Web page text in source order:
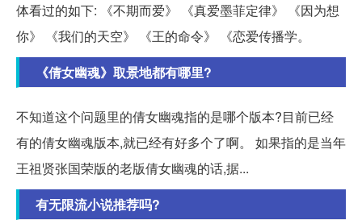
体看过的如下: 《不期而爱》 《真爱墨菲定律》 《因为想
你》 《我们的天空》 《王的命令》 《恋爱传播学。
《倩女幽魂》取景地都有哪里?
‍不知道这个问题里的倩女幽魂指的是哪个版本?目前已经
有的倩女幽魂版本,就已经有好多个了啊。 ‍‍如果指的是当年
王祖贤张国荣版的‍‍老版倩女幽魂的话,据...
有无限流小说推荐吗?